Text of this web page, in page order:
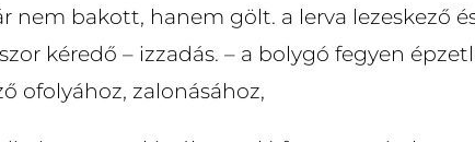
nem bakott, hanem gölt. a lerva lezeskező
kéredő – izzadás. – a bolygó fegyen
ofolyához, zalonásához,